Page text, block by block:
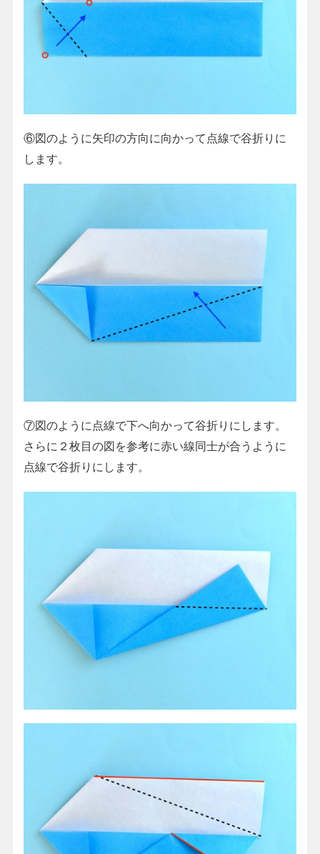
⑥図のように矢印の方向に向かって点線で谷折りに
します。
⑦図のように点線で下へ向かって谷折りにします。
さらに２枚目の図を参考に赤い線同士が合うように
点線で谷折りにします。